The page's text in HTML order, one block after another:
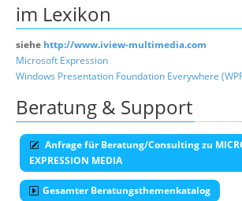
im Lexikon
siehe http://www.iview-multimedia.com
Microsoft Expression
Windows Presentation Foundation Everywhere
Beratung & Support
Anfrage für Beratung/Consulting zu
EXPRESSION MEDIA
Gesamter Beratungsthemenkatalog